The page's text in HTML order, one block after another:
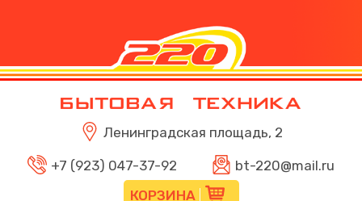
Ленинградская площадь, 2
+7 (923) 047-37-92
bt-220@mail.ru
КОРЗИНА